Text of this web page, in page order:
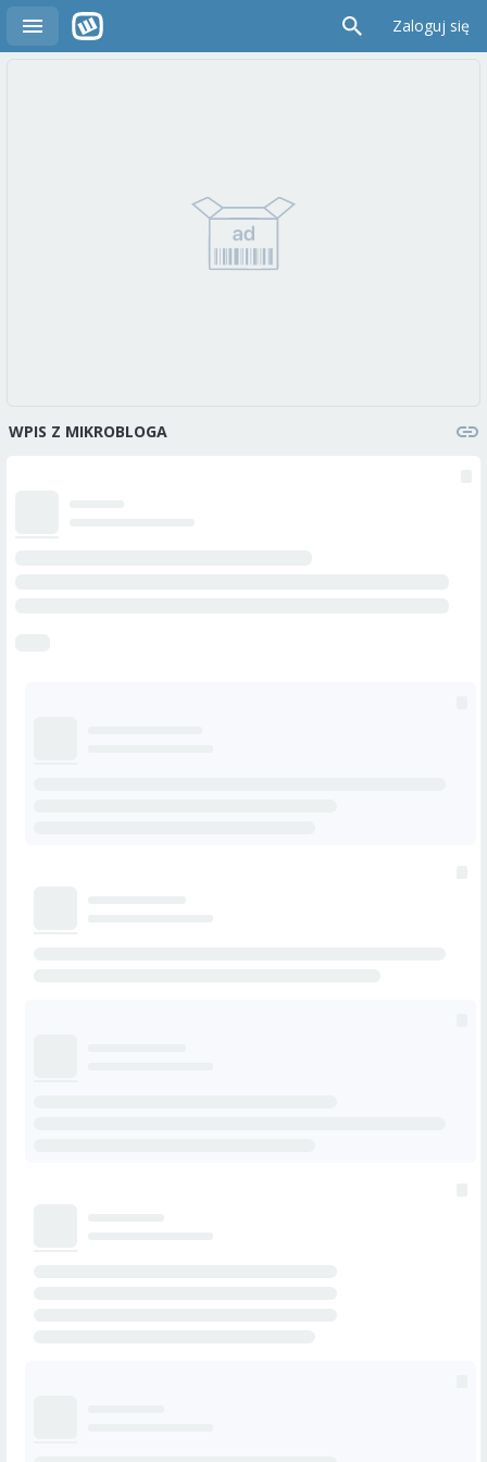
Zaloguj się
WPIS Z MIKROBLOGA